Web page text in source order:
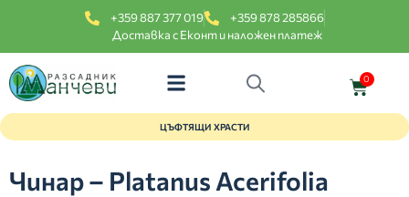
+359 887 377 019
+359 878 285866
Доставка с Еконт и наложен платеж
0
ЦЪФТЯЩИ ХРАСТИ
Чинар – Platanus Acerifolia